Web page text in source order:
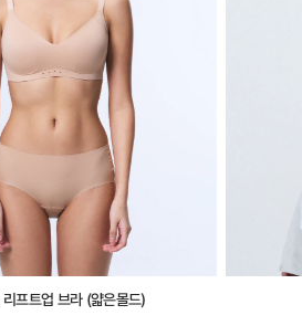
프트업 브라 (얇은몰드)